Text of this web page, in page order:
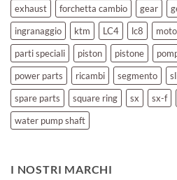
exhaust
forchetta cambio gear
ingranaggio
ktm LC4 lc8
parti speciali
piston pistone
power parts
ricambi segmento
spare parts
square ring sx sx-f
water pump shaft
I NOSTRI MARCHI